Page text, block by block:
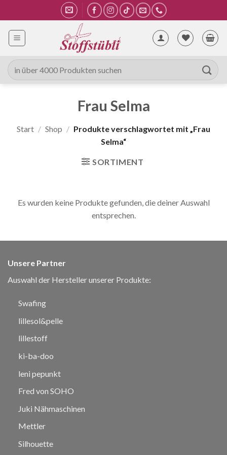
Inhalt
springen
Suche
nach:
Frau Selma
Start / Shop / Produkte verschlagwortet mit „Frau
Selma“
SORTIMENT
Es wurden keine Produkte gefunden, die deiner Auswahl
entsprechen.
Unsere Partner
Auswahl der Hersteller unserer Produkte:
Swafing
lillesol&pelle
lillestoff
ki-ba-doo
leni pepunkt
Fred von SOHO
Juki Nähmaschinen
Mettler
Silhouette